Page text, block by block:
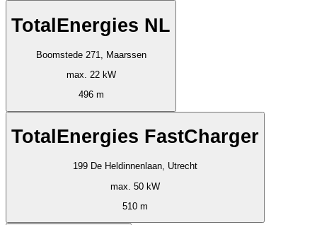
TotalEnergies NL
Boomstede 271, Maarssen
max. 22 kW
496 m
TotalEnergies FastCharger
199 De Heldinnenlaan, Utrecht
max. 50 kW
510 m